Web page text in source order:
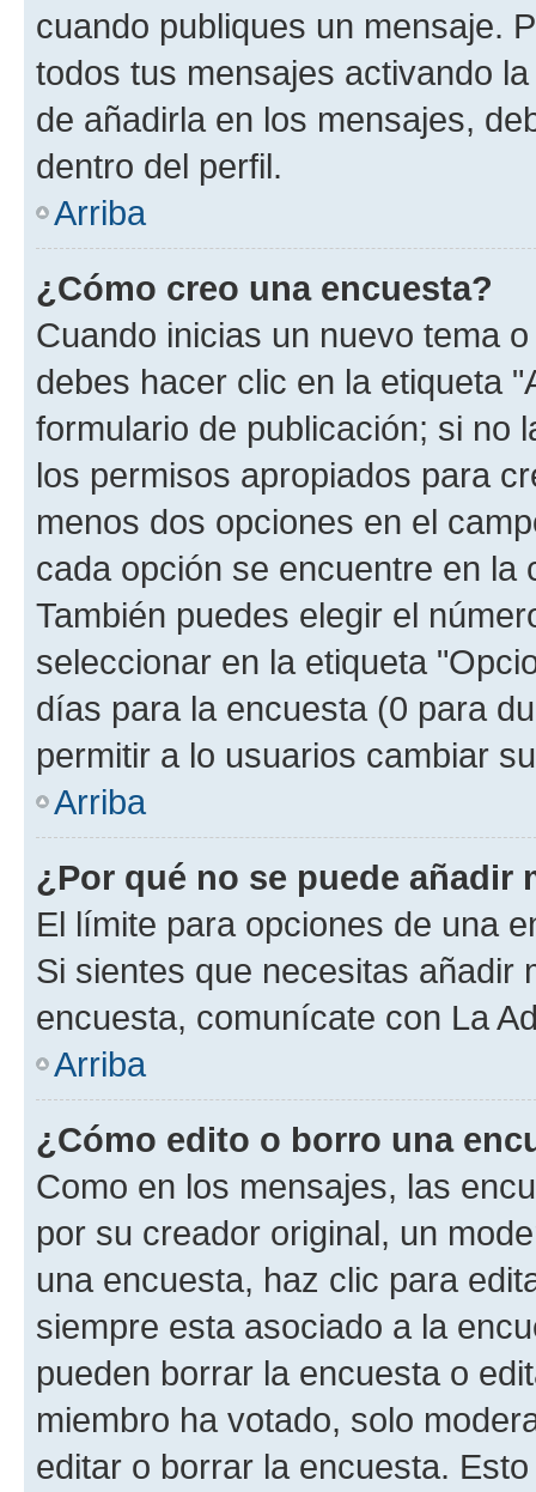
cuando publiques un mensaje.
todos tus mensajes activando
de añadirla en los mensajes,
dentro del perfil.
Arriba
¿Cómo creo una encuesta?
Cuando inicias un nuevo tema
debes hacer clic en la etiqueta
formulario de publicación; si no
los permisos apropiados para
menos dos opciones en el
cada opción se encuentre en
También puedes elegir el
seleccionar en la etiqueta
días para la encuesta (0 para
permitir a lo usuarios cambiar
Arriba
¿Por qué no se puede añadir
El límite para opciones de una
Si sientes que necesitas añadir
encuesta, comunícate con La
Arriba
¿Cómo edito o borro una
Como en los mensajes, las
por su creador original, un
una encuesta, haz clic para
siempre esta asociado a la
pueden borrar la encuesta o
miembro ha votado, solo
editar o borrar la encuesta.